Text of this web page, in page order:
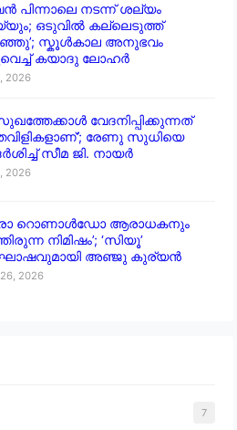
പിന്നാലെ നടന്ന് ശല്യം
ഒടുവിൽ കല്ലെടുത്ത്
സ്കൂൾകാല അനുഭവം
കയാദു ലോഹർ
2026
വേദനിപ്പിക്കുന്നത്
രേണു സുധിയെ
സീമ ജി. നായർ
2026
റൊണാൾഡോ ആരാധകനും
നിമിഷം’; ‘സിയൂ’
അഞ്ജു കുര്യൻ
2026
7